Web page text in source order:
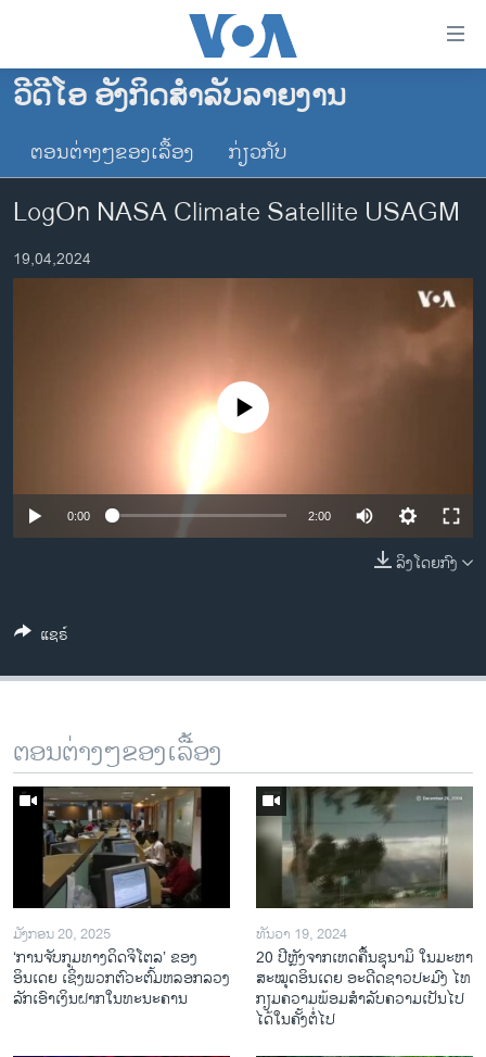
ເຂົ້າ
ຂ້າມ
ຂ້າມ
ໄປ
ຫາ
ຊອກ
ໂຮມເພຈ
ລາວ
ການເລືອກຕັ້ງ ປະທານາທີບໍດີ ສະຫະລັດ 2024
ຂ່າວ​ຈີນ
ອິດສະຫຼະພາບດ້ານການຂ່າວ
ວິທະຍາສາດ-ເທັກໂນໂລຈີ
ທຸລະກິດ
ວີດີໂອ
ລາຍງານ
ພາສາຕ່າງໆ
ວີດີໂອ ອັງກິດສຳລັບລາຍງານ
ຕອນຕ່າງໆຂອງເລື້ອງ ກ່ຽວກັບ
LogOn NASA Climate Satellite USAGM
19,04,2024
No media source currently available
0:00 2:00
ລິງໂດຍກົງ
ແຊຣ໌
ຕອນຕ່າງໆຂອງເລື້ອງ
ມັງກອນ 20, 2025
‘ການຈັບກຸມທາງດິດຈິໂຕລ’ ຂອງ
ອິນເດຍ ເຊິ່ງພວກຕົວະຕົ້ມຫລອກລວງ
ລັກເອົາເງິນຝາກໃນທະນະຄານ
ທັນວາ 19, 2024
20 ປີຫຼັງ​ຈາກ​ເຫດ​ຄື້ນ​ຊຸ​ນາ​ມິ ໃນ​ມະ​ຫາ​
ສະ​ໝຸດ​ອິນ​ເດຍ ອະ​ດີດ​ຊາວ​ປະ​ມົງ ໄທ
ກຽມ​ຄວາມ​ພ້ອມ​ສຳ​ລັບ​ຄວາມ​ເປັນ​ໄປ​
ໄດ້​ໃນ​ຄັ້ງ​ຕໍ່​ໄປ